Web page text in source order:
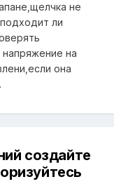
не
ли
на
она
создайте